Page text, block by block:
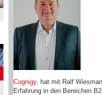
Cognigy, hat mit Ralf
Erfahrung in den Bereichen